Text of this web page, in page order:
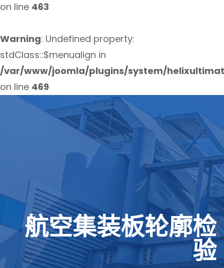
on line 463
Warning: Undefined property:
stdClass::$menualign in
/var/www/joomla/plugins/system/
on line 469
航空集装板轮廓检
验